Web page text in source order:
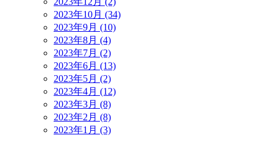
2023年10月 (34)
2023年9月 (10)
2023年8月 (4)
2023年7月 (2)
2023年6月 (13)
2023年5月 (2)
2023年4月 (12)
2023年3月 (8)
2023年2月 (8)
2023年1月 (3)